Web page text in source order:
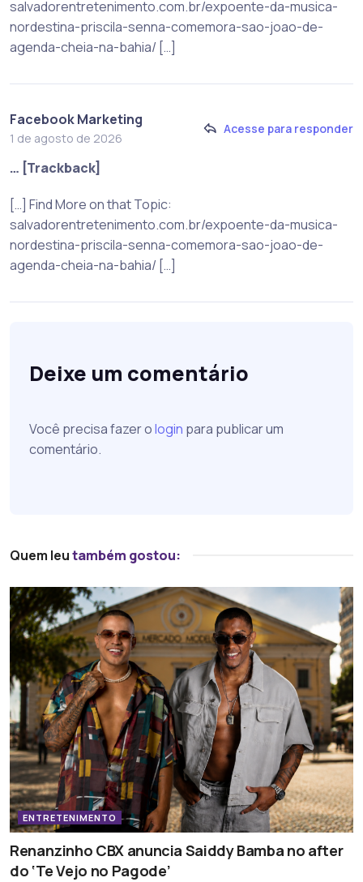
salvadorentretenimento.com.br/expoente-da-musica-
nordestina-priscila-senna-comemora-sao-joao-de-
agenda-cheia-na-bahia/ […]
Facebook Marketing
1 de agosto de 2026
Acesse para responder
… [Trackback]
[…] Find More on that Topic:
salvadorentretenimento.com.br/expoente-da-musica-
nordestina-priscila-senna-comemora-sao-joao-de-
agenda-cheia-na-bahia/ […]
Deixe um comentário
Você precisa fazer ologin para publicar um
comentário.
Quem leutambém gostou:
ENTRETENIMENTO
Renanzinho CBX anuncia Saiddy Bamba no after
do ‘Te Vejo no Pagode’